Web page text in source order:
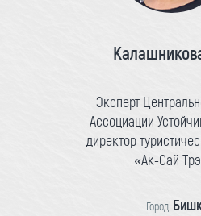
Эксперт
Ассоциации
директор
«Ак-Сай
Город: